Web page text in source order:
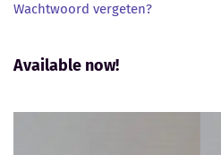
Wachtwoord vergeten?
Available now!